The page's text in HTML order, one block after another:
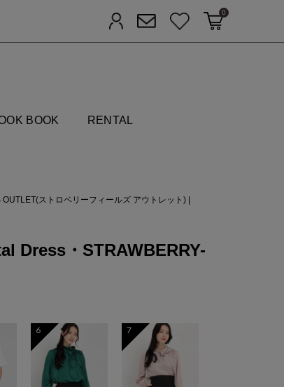
ログイン メルマガ登録お気に入りカートに入れる
0
BOOK RENTAL
ストロベリーフィールズ アウトレット)
Dress・STRAWBERRY-
6 7